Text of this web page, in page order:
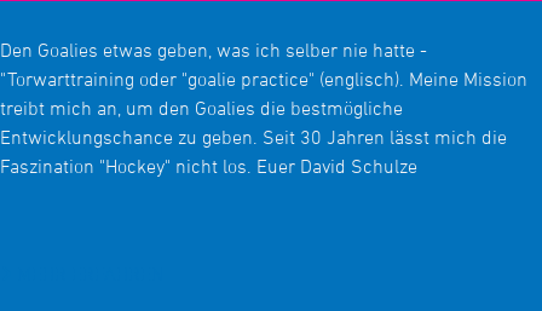
Den Goalies etwas geben, was ich selber nie hatte -
"Torwarttraining oder "goalie practice" (englisch). Meine Mission
treibt mich an, um den Goalies die bestmögliche
Entwicklungschance zu geben. Seit 30 Jahren lässt mich die
Faszination "Hockey" nicht los. Euer David Schulze